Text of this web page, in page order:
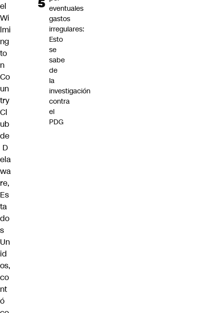
el
Wi
lmi
ng
to
n
Co
un
try
Cl
ub
de
D
ela
wa
re,
Es
ta
do
s
Un
id
os,
co
nt
ó
eventuales
gastos
irregulares:
Esto
se
sabe
de
la
investigación
contra
el
PDG